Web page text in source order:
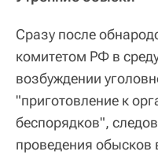
Сразу после
комитетом РФ в
возбуждении
"приготовление к
беспорядков",
проведения обысков